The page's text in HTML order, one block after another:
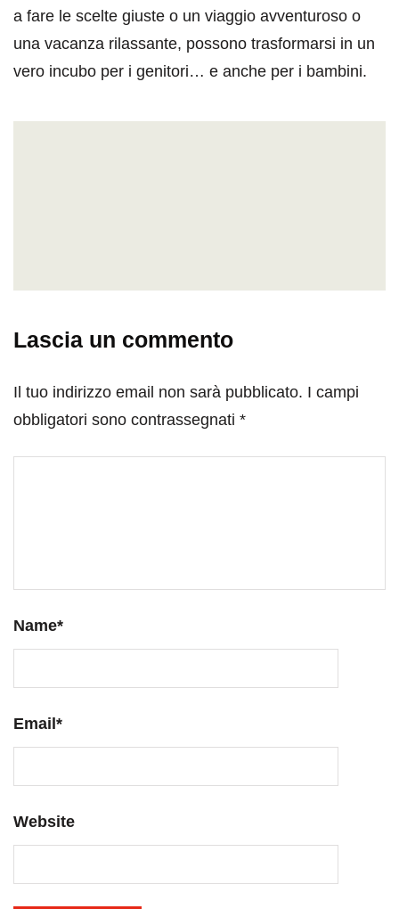
a fare le scelte giuste o un viaggio avventuroso o
una vacanza rilassante, possono trasformarsi in un
vero incubo per i genitori… e anche per i bambini.
Lascia un commento
Il tuo indirizzo email non sarà pubblicato. I campi
obbligatori sono contrassegnati *
Name*
Email *
Website